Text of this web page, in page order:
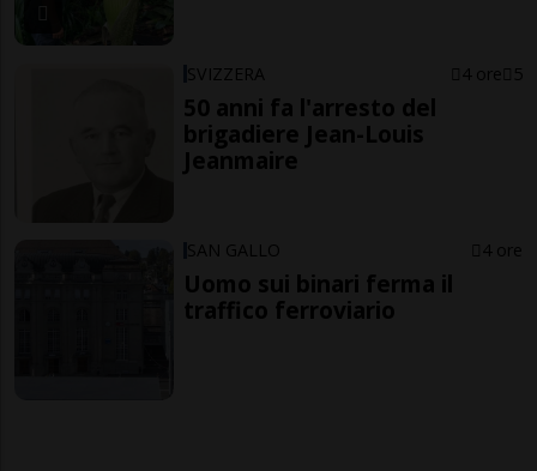
SVIZZERA 4 ore 5
50 anni fa l'arresto del
brigadiere Jean-Louis
Jeanmaire
SAN GALLO 4 ore
Uomo sui binari ferma il
traffico ferroviario